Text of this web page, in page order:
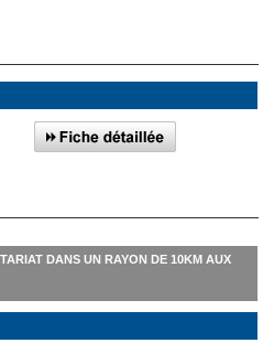
DANS UN RAYON DE 10KM AUX